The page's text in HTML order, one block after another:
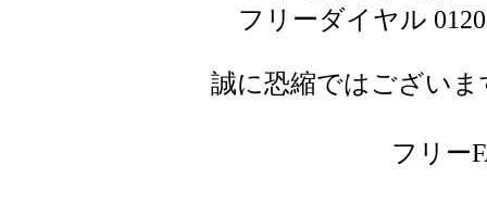
フリーダイヤル
誠に恐縮ではござい
フリー